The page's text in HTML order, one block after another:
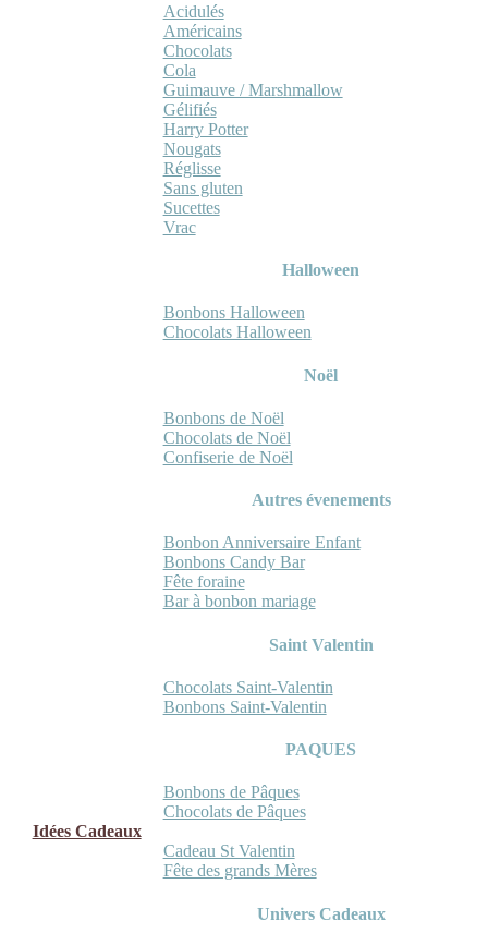
Acidulés
Américains
Chocolats
Cola
Guimauve / Marshmallow
Gélifiés
Harry Potter
Nougats
Réglisse
Sans gluten
Sucettes
Vrac
Halloween
Bonbons Halloween
Chocolats Halloween
Noël
Bonbons de Noël
Chocolats de Noël
Confiserie de Noël
Autres évenements
Bonbon Anniversaire Enfant
Bonbons Candy Bar
Fête foraine
Bar à bonbon mariage
Saint Valentin
Chocolats Saint-Valentin
Bonbons Saint-Valentin
PAQUES
Bonbons de Pâques
Chocolats de Pâques
Idées Cadeaux
Cadeau St Valentin
Fête des grands Mères
Univers Cadeaux